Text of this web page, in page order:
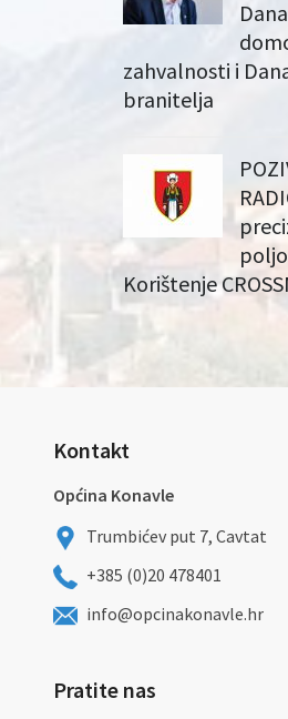
zahvalnosti i
branitelja
Korištenje
Kontakt
Općina Konavle
Trumbićev put 7, Cavtat
+385 (0)20 478401
info@opcinakonavle.hr
Pratite nas